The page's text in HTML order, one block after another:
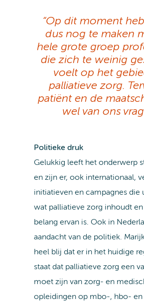
“Op dit moment
dus nog te maken
hele grote groep
die zich te weinig
voelt op het
palliatieve zorg.
patiënt en de
wel van ons
Politieke druk
Gelukkig leeft het onderwerp
en zijn er, ook internationaal,
initiatieven en campagnes die
wat palliatieve zorg inhoudt
belang ervan is. Ook in
aandacht van de politiek.
heel blij dat er in het huidige
staat dat palliatieve zorg een
moet zijn van zorg- en
opleidingen op mbo-, hbo-